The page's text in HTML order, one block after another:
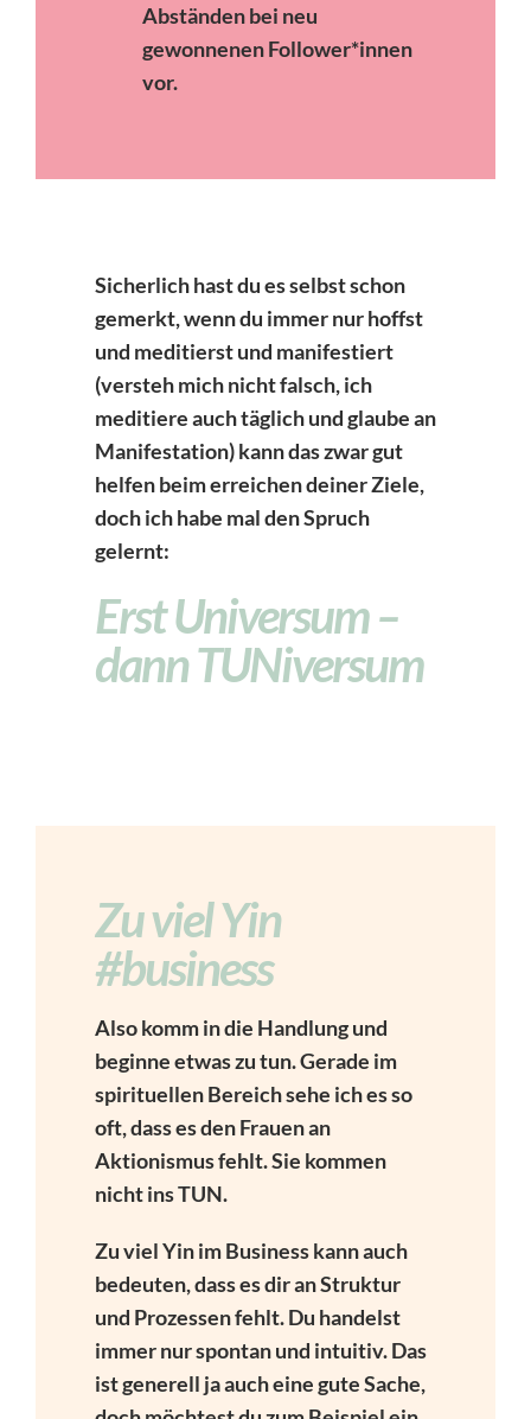
Abständen bei neu
gewonnenen Follower*innen
vor.
Sicherlich hast du es selbst schon
gemerkt, wenn du immer nur hoffst
und meditierst und manifestiert
(versteh mich nicht falsch, ich
meditiere auch täglich und glaube an
Manifestation) kann das zwar gut
helfen beim erreichen deiner Ziele,
doch ich habe mal den Spruch
gelernt:
Erst Universum –
dann TUNiversum
Zu viel Yin
#business
Also komm in die Handlung und
beginne etwas zu tun. Gerade im
spirituellen Bereich sehe ich es so
oft, dass es den Frauen an
Aktionismus fehlt. Sie kommen
nicht ins TUN.
Zu viel Yin im Business kann auch
bedeuten, dass es dir an Struktur
und Prozessen fehlt. Du handelst
immer nur spontan und intuitiv. Das
ist generell ja auch eine gute Sache,